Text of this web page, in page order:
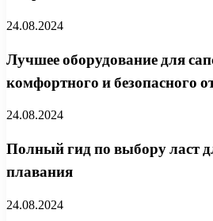
24.08.2024
Лучшее оборудование для
комфортного и безопасного
24.08.2024
Полный гид по выбору ласт
плавания
24.08.2024